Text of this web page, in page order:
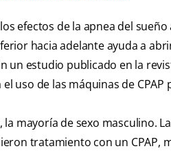
efectos de la apnea del
hacia adelante ayuda a
un estudio publicado en la
uso de las máquinas de
mayoría de sexo masculino.
tratamiento con un CPAP,